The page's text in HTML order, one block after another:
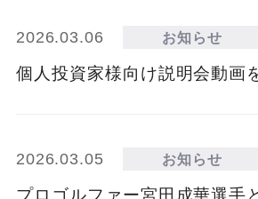
2026.03.06 お知らせ
個人投資家様向け説明会動画
2026.03.05 お知らせ
プロゴルファー宮田成華選手